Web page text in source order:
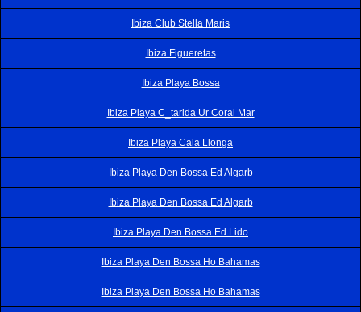
Ibiza Club Stella Maris
Ibiza Figueretas
Ibiza Playa Bossa
Ibiza Playa C_tarida Ur Coral Mar
Ibiza Playa Cala Llonga
Ibiza Playa Den Bossa Ed Algarb
Ibiza Playa Den Bossa Ed Algarb
Ibiza Playa Den Bossa Ed Lido
Ibiza Playa Den Bossa Ho Bahamas
Ibiza Playa Den Bossa Ho Bahamas